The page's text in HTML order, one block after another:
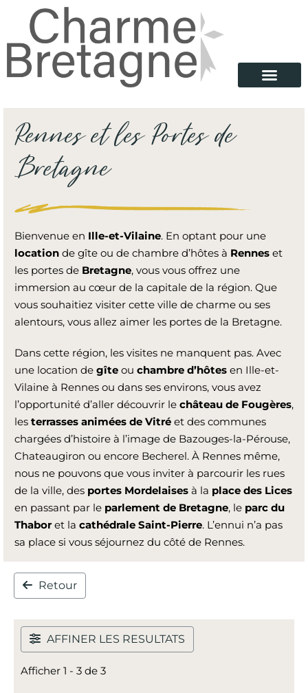
Rennes et les Portes de
Bretagne
Bienvenue en Ille-et-Vilaine. En optant pour une
location de gîte ou de chambre d’hôtes à Rennes et
les portes de Bretagne, vous vous offrez une
immersion au cœur de la capitale de la région. Que
vous souhaitiez visiter cette ville de charme ou ses
alentours, vous allez aimer les portes de la Bretagne.
Dans cette région, les visites ne manquent pas. Avec
une location de gîte ou chambre d’hôtes en Ille-et-
Vilaine à Rennes ou dans ses environs, vous avez
l’opportunité d’aller découvrir le château de Fougères,
les terrasses animées de Vitré et des communes
chargées d’histoire à l’image de Bazouges-la-Pérouse,
Chateaugiron ou encore Becherel. À Rennes même,
nous ne pouvons que vous inviter à parcourir les rues
de la ville, des portes Mordelaises à la place des Lices
en passant par le parlement de Bretagne, le parc du
Thabor et la cathédrale Saint-Pierre. L’ennui n’a pas
sa place si vous séjournez du côté de Rennes.
Retour
AFFINER LES RESULTATS
Afficher 1 - 3 de 3